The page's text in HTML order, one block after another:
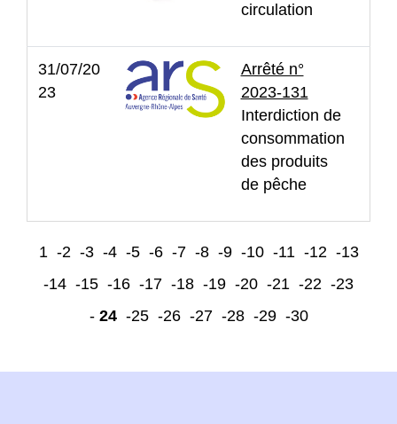
circulation
31/07/20
23
Arrêté n°
2023-131
Interdiction de
consommation
des produits
de pêche
1 -2 -3 -4 -5 -6 -7 -8 -9 -10 -11 -12 -13
-14 -15 -16 -17 -18 -19 -20 -21 -22 -23
- 24 -25 -26 -27 -28 -29 -30